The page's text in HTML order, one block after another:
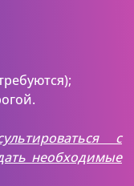
с
необходимые